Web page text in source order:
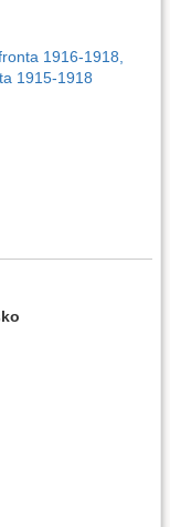
1916-1918,
1915-1918